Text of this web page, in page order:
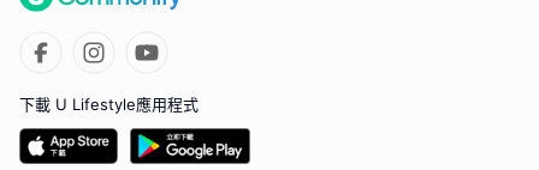
下載 U Lifestyle應用程式